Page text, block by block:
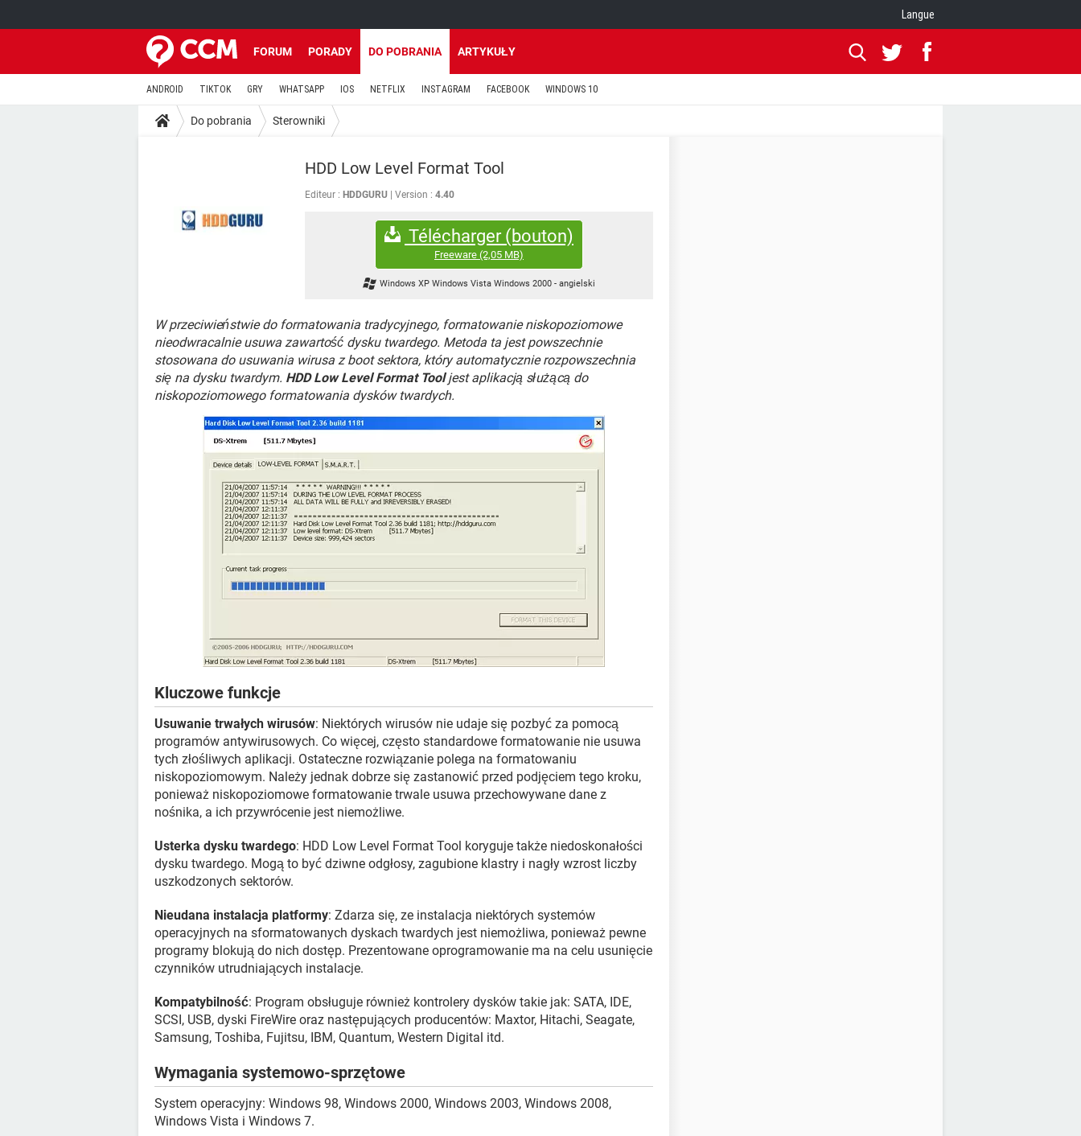
Langue
FORUM PORADY DO POBRANIA ARTYKUŁY
ANDROID TIKTOK GRY WHATSAPP IOS NETFLIX INSTAGRAM FACEBOOK WINDOWS 10
Do pobrania Sterowniki
HDD Low Level Format Tool
Editeur : HDDGURU Version : 4.40
Télécharger (bouton)
Freeware (2,05 MB)
Windows XP Windows Vista Windows 2000 - angielski
W przeciwieństwie do formatowania tradycyjnego, formatowanie niskopoziomowe
nieodwracalnie usuwa zawartość dysku twardego. Metoda ta jest powszechnie
stosowana do usuwania wirusa z boot sektora, który automatycznie rozpowszechnia
się na dysku twardym. HDD Low Level Format Tooljest aplikacją służącą do
niskopoziomowego formatowania dysków twardych.
Kluczowe funkcje
Usuwanie trwałych wirusów: Niektórych wirusów nie udaje się pozbyć za pomocą
programów antywirusowych. Co więcej, często standardowe formatowanie nie usuwa
tych złośliwych aplikacji. Ostateczne rozwiązanie polega na formatowaniu
niskopoziomowym. Należy jednak dobrze się zastanowić przed podjęciem tego kroku,
ponieważ niskopoziomowe formatowanie trwale usuwa przechowywane dane z
nośnika, a ich przywrócenie jest niemożliwe.
Usterka dysku twardego: HDD Low Level Format Tool koryguje także niedoskonałości
dysku twardego. Mogą to być dziwne odgłosy, zagubione klastry i nagły wzrost liczby
uszkodzonych sektorów.
Nieudana instalacja platformy: Zdarza się, ze instalacja niektórych systemów
operacyjnych na sformatowanych dyskach twardych jest niemożliwa, ponieważ pewne
programy blokują do nich dostęp. Prezentowane oprogramowanie ma na celu usunięcie
czynników utrudniających instalacje.
Kompatybilność: Program obsługuje również kontrolery dysków takie jak: SATA, IDE,
SCSI, USB, dyski FireWire oraz następujących producentów: Maxtor, Hitachi, Seagate,
Samsung, Toshiba, Fujitsu, IBM, Quantum, Western Digital itd.
Wymagania systemowo-sprzętowe
System operacyjny: Windows 98, Windows 2000, Windows 2003, Windows 2008,
Windows Vista i Windows 7.